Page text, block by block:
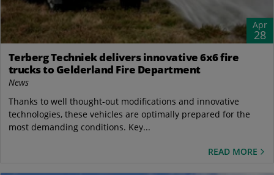
Apr
28
Terberg Techniek delivers innovative 6x6 fire
trucks to Gelderland Fire Department
News
Thanks to well thought-out modifications and innovative
technologies, these vehicles are optimally prepared for the
most demanding conditions. Key...
READ MORE